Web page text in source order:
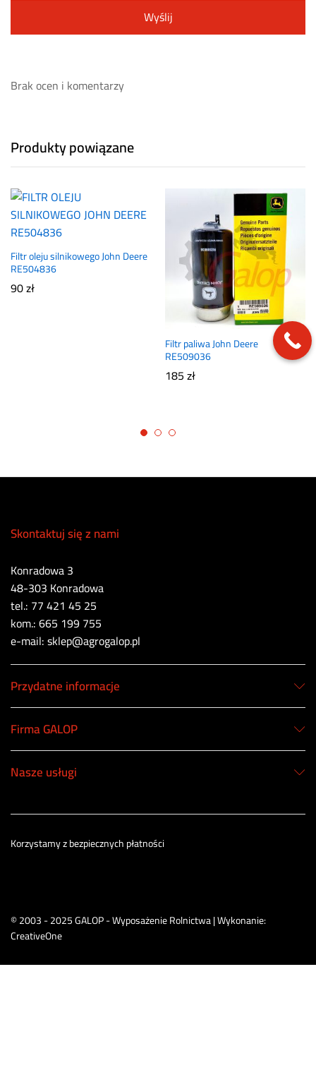
Brak ocen i komentarzy
Produkty powiązane
Filtr oleju silnikowego John Deere
RE504836
90zł
Filtr paliwa John Deere
RE509036
185zł
Skontaktuj się z nami
Konradowa 3
48-303 Konradowa
tel.: 77 421 45 25
kom.: 665 199 755
e-mail: sklep@agrogalop.pl
Przydatne informacje
Firma GALOP
Nasze usługi
© 2003 - 2025 GALOP - Wyposażenie Rolnictwa | Wykonanie:
CreativeOne
Korzystamy z bezpiecznych płatności